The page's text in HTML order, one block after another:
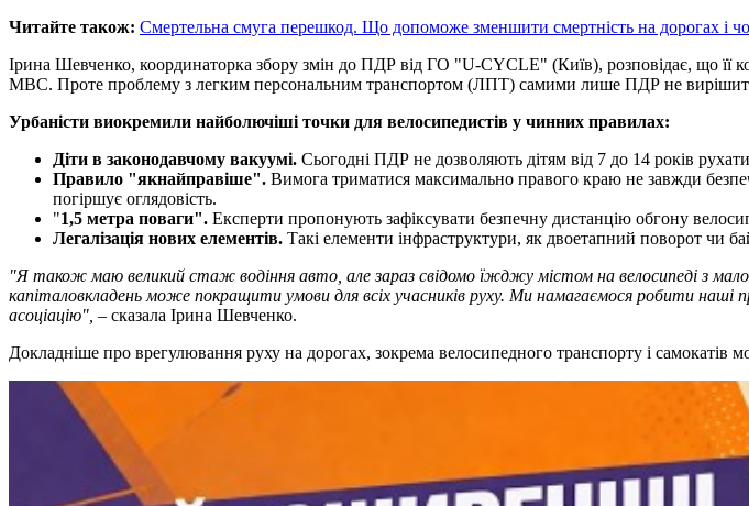
Читайте також: Смертельна смуга перешкод. Що допоможе зменшити смертність на дорогах і
Ірина Шевченко, координаторка збору змін до ПДР від ГО "U-CYCLE" (Київ), розповідає, що її
МВС. Проте проблему з легким персональним транспортом (ЛПТ) самими лише ПДР не вирішити
Урбаністи виокремили найболючіші точки для велосипедистів у чинних правилах:
Діти в законодавчому вакуумі. Сьогодні ПДР не дозволяють дітям від 7 до 14 років
Правило "якнайправіше". Вимога триматися максимально правого краю не завжди
погіршує оглядовість.
"1,5 метра поваги". Експерти пропонують зафіксувати безпечну дистанцію обгону
Легалізація нових елементів. Такі елементи інфраструктури, як двоетапний поворот чи
"Я також маю великий стаж водіння авто, але зараз свідомо їжджу містом на велосипеді з
капіталовкладень може покращити умови для всіх учасників руху. Ми намагаємося робити
асоціацію", – сказала Ірина Шевченко.
Докладніше про врегулювання руху на дорогах, зокрема велосипедного транспорту і самокатів